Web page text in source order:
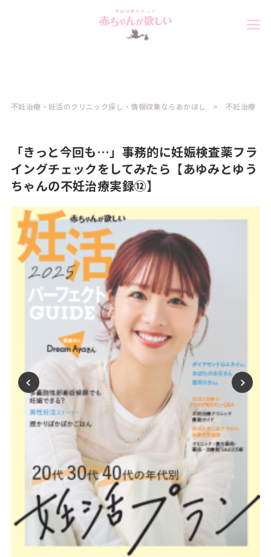
不妊治療・妊活のクリニック探し・情報収集ならあかほし 不妊治療
「きっと今回も…」事務的に妊娠検査薬フラ
イングチェックをしてみたら【あゆみとゆう
ちゃんの不妊治療実録⑫】